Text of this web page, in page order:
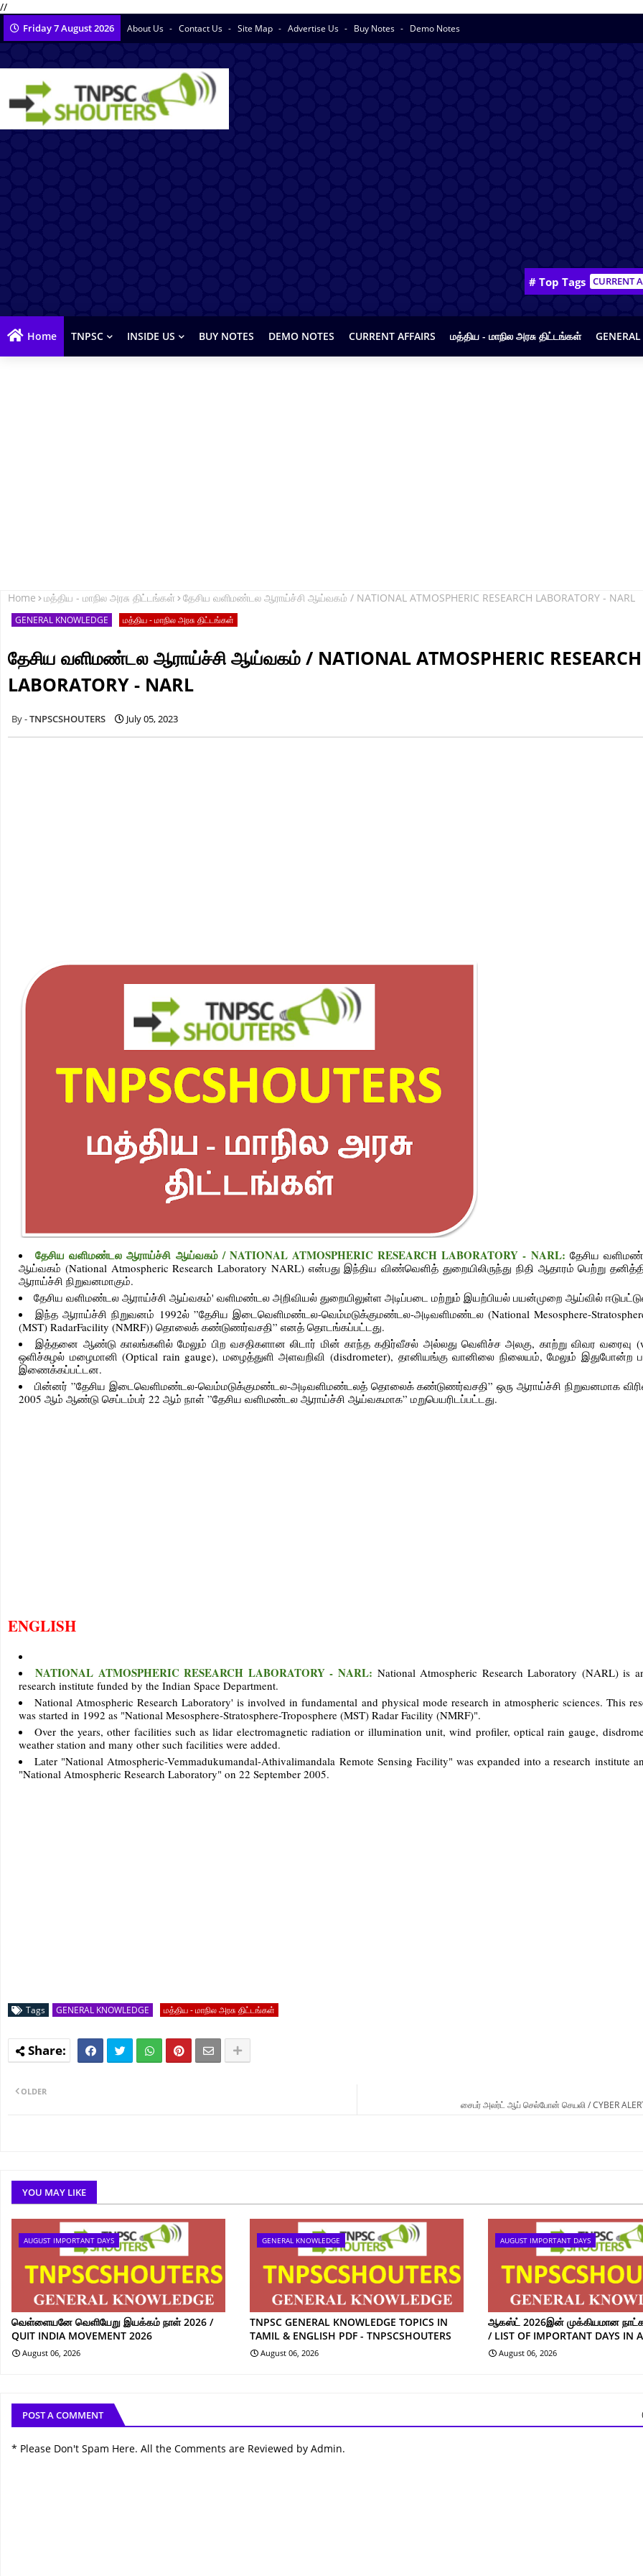
//
Friday 7 August 2026 About Us Contact Us Site Map Advertise Us Buy Notes Demo Notes
# Top Tags CURRENT
Home TNPSC INSIDE US BUY NOTES DEMO NOTES CURRENT AFFAIRS மத்திய - மாநில அரசு திட்டங்கள்
Home மத்திய - மாநில அரசு திட்டங்கள் தேசிய வளிமண்டல ஆராய்ச்சி ஆய்வகம் / NATIONAL ATMOSPHERIC RESEARCH LABORATORY - NARL
GENERAL KNOWLEDGE மத்திய - மாநில அரசு திட்டங்கள்
தேசிய வளிமண்டல ஆராய்ச்சி ஆய்வகம் / NATIONAL ATMOSPHERIC RESEARCH
LABORATORY - NARL
TNPSCSHOUTERS July 05, 2023
தேசிய வளிமண்டல ஆராய்ச்சி ஆய்வகம் / NATIONAL ATMOSPHERIC RESEARCH LABORATORY - NARL: தேசிய
ஆய்வகம் (National Atmospheric Research Laboratory NARL) என்பது இந்திய விண்வெளித் துறையிலிருந்து நிதி ஆதாரம் பெற்று
ஆராய்ச்சி நிறுவனமாகும்.
தேசிய வளிமண்டல ஆராய்ச்சி ஆய்வகம்' வளிமண்டல அறிவியல் துறையிலுள்ள அடிப்படை மற்றும் இயற்பியல் பயன்முறை ஆய்வில்
இந்த ஆராய்ச்சி நிறுவனம் 1992ல் ”தேசிய இடைவெளிமண்டல-வெம்மடுக்குமண்டல-அடிவளிமண்டல (National Mesosphere-
(MST) RadarFacility (NMRF)) தொலைக் கண்டுணர்வசதி” எனத் தொடங்கப்பட்டது.
இத்தனை ஆண்டு காலங்களில் மேலும் பிற வசதிகளான லிடார் மின் காந்த கதிர்வீசல் அல்லது வெளிச்ச அலகு, காற்று விவர வரைவு
ஒளிச்சுழல் மழைமானி (Optical rain gauge), மழைத்துளி அளவறிவி (disdrometer), தானியங்கு வானிலை நிலையம், மேலும் இதுபோன்ற
இணைக்கப்பட்டன.
பின்னர் ”தேசிய இடைவெளிமண்டல-வெம்மடுக்குமண்டல-அடிவளிமண்டலத் தொலைக் கண்டுணர்வசதி” ஒரு ஆராய்ச்சி நிறுவனமாக
2005 ஆம் ஆண்டு செப்டம்பர் 22 ஆம் நாள் ”தேசிய வளிமண்டல ஆராய்ச்சி ஆய்வகமாக” மறுபெயரிடப்பட்டது.
ENGLISH
NATIONAL ATMOSPHERIC RESEARCH LABORATORY - NARL:National Atmospheric Research Laboratory (NARL) is
research institute funded by the Indian Space Department.
National Atmospheric Research Laboratory' is involved in fundamental and physical mode research in atmospheric sciences. This
was started in 1992 as "National Mesosphere-Stratosphere-Troposphere (MST) Radar Facility (NMRF)".
Over the years, other facilities such as lidar electromagnetic radiation or illumination unit, wind profiler, optical rain gauge,
weather station and many other such facilities were added.
Later "National Atmospheric-Vemmadukumandal-Athivalimandala Remote Sensing Facility" was expanded into a research institute
"National Atmospheric Research Laboratory" on 22 September 2005.
Tags GENERAL KNOWLEDGE மத்திய - மாநில அரசு திட்டங்கள்
சைபர் அலர்ட் ஆப் செல்போன் செயலி / CYBER
OLDER
YOU MAY LIKE
AUGUST IMPORTANT DAYS
வெள்ளையனே வெளியேறு இயக்கம் நாள் 2026 /
QUIT INDIA MOVEMENT 2026
August 06, 2026
GENERAL KNOWLEDGE
TNPSC GENERAL KNOWLEDGE TOPICS IN
TAMIL & ENGLISH PDF - TNPSCSHOUTERS
August 06, 2026
AUGUST IMPORTANT DAYS
ஆகஸ்ட் 2026இன் முக்கியமான
/ LIST OF IMPORTANT DAYS IN
August 06, 2026
POST A COMMENT
* Please Don't Spam Here. All the Comments are Reviewed by Admin.